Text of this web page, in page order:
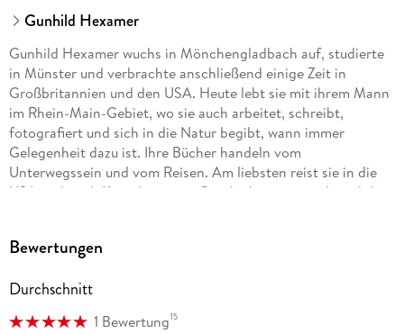
Gunhild Hexamer
Gunhild Hexamer wuchs in Mönchengladbach auf, studierte
in Münster und verbrachte anschließend einige Zeit in
Großbritannien und den USA. Heute lebt sie mit ihrem Mann
im Rhein-Main-Gebiet, wo sie auch arbeitet, schreibt,
fotografiert und sich in die Natur begibt, wann immer
Gelegenheit dazu ist. Ihre Bücher handeln vom
Unterwegssein und vom Reisen. Am liebsten reist sie in die
USA und nach Kanada, wo sie Geschichten sammelt und die
sie in ihren Büchern.
Bewertungen
Durchschnitt
1 Bewertung15